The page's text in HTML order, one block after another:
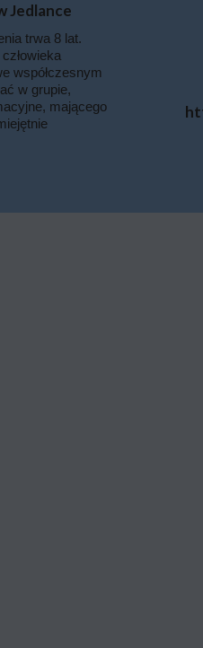
trwa 8 lat.
współczesnym
w grupie,
mającego
Jedlance